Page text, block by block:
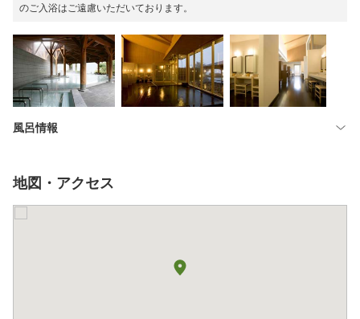
のご入浴はご遠慮いただいております。
風呂情報
地図・アクセス